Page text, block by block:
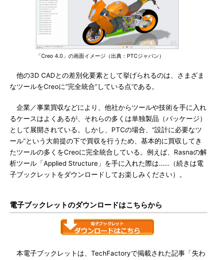
「Creo 4.0」の画面イメージ（出典：PTCジャパン）
他の3D CADとの差別化要素として挙げられるのは、さまざま
なツールをCreoに“完全統合”している点である。
企業／事業買収などにより、他社からツールや技術を手に入れ
るケースはよくあるが、それらの多くは単独製品（パッケージ）
として展開されている。しかし、PTCの場合、“設計に必要なツ
ール”という大前提の下で買収を行うため、基本的に買収してき
たツールの多くをCreoに完全統合している。例えば、Rasnaの解
析ツール「Applied Structure」を手に入れた際は……（続きは電
子ブックレットをダウンロードしてお楽しみください）。
電子ブックレットのダウンロードはこちらから
本電子ブックレットは、TechFactoryで掲載された記事「失わ